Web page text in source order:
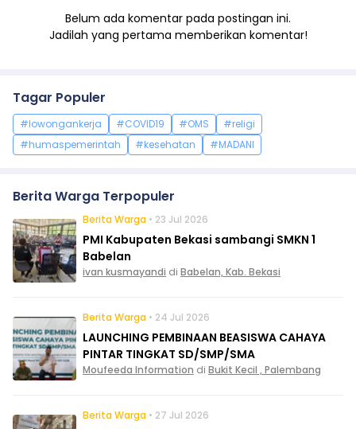
Belum ada komentar pada postingan ini.
Jadilah yang pertama memberikan komentar!
Tagar Populer
#lowongankerja #COVID19 #OMS
#religi
#humaspemerintah
#kesehatan #MADANI
Berita Warga Terpopuler
Berita Warga • 23 Jul 2026
PMI Kabupaten Bekasi sambangi SMKN 1
Babelan
ivan kusmayandi di Babelan, Kab. Bekasi
Berita Warga • 24 Jul 2026
LAUNCHING PEMBINAAN BEASISWA CAHAYA
PINTAR TINGKAT SD/SMP/SMA
Moufeeda Information di Bukit Kecil , Palembang
Berita Warga • 27 Jul 2026